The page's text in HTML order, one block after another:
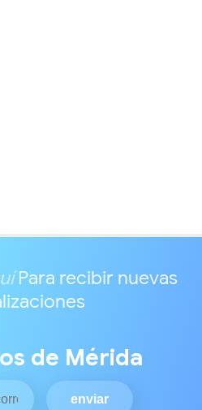
Para recibir nuevas
de Mérida